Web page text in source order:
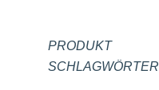
PRODUKT
SCHLAGWÖRTER